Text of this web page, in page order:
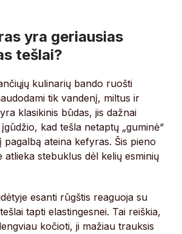
yra geriausias
tešlai?
kulinarių bando ruošti
tik vandenį, miltus ir
klasikinis būdas, jis dažnai
kad tešla netaptų „guminė“
pagalbą ateina kefyras. Šis pieno
atlieka stebuklus dėl kelių esminių
esanti rūgštis reaguoja su
tapti elastingesnei. Tai reiškia,
kočioti, ji mažiau trauksis